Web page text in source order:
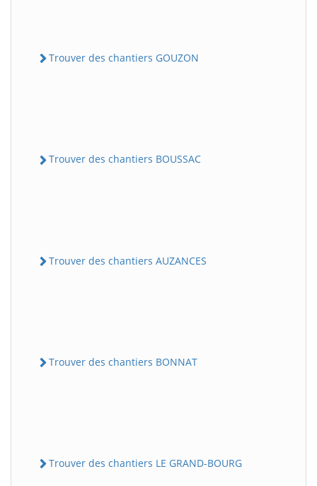
Trouver des chantiers GOUZON
Trouver des chantiers BOUSSAC
Trouver des chantiers AUZANCES
Trouver des chantiers BONNAT
Trouver des chantiers LE GRAND-BOURG